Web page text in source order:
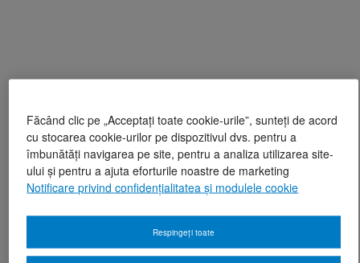
Făcând clic pe „Acceptați toate cookie-urile”, sunteți de acord
cu stocarea cookie-urilor pe dispozitivul dvs. pentru a
îmbunătăți navigarea pe site, pentru a analiza utilizarea site-
ului și pentru a ajuta eforturile noastre de marketing
Notificare privind confidențialitatea și modulele cookie
Respingeți toate